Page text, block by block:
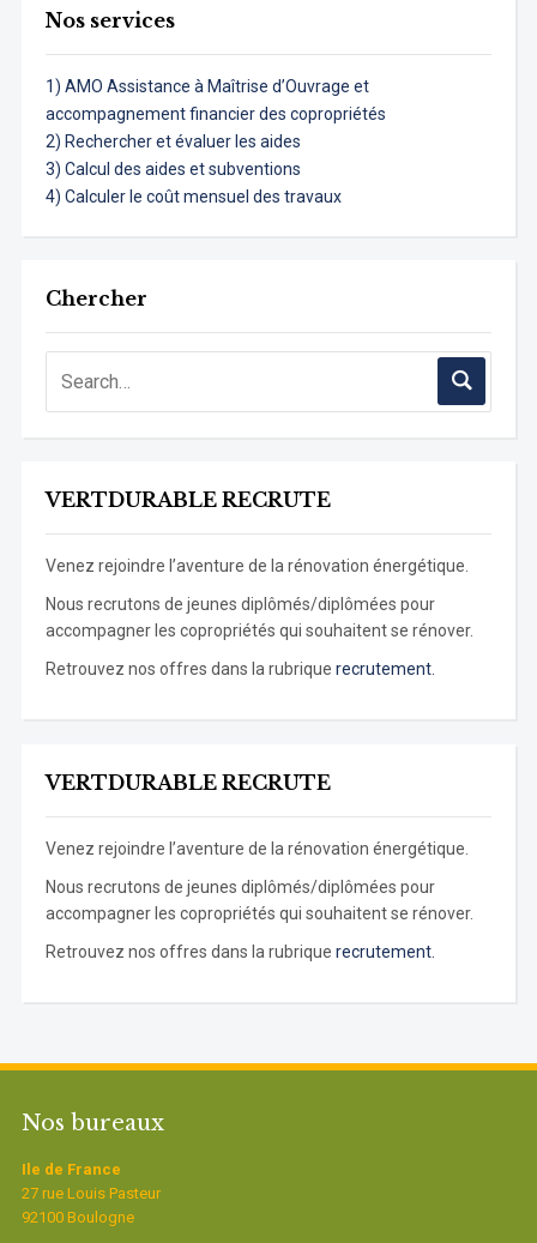
Nos services
1) AMO Assistance à Maîtrise d’Ouvrage et
accompagnement financier des copropriétés
2) Rechercher et évaluer les aides
3) Calcul des aides et subventions
4) Calculer le coût mensuel des travaux
Chercher
VERTDURABLE RECRUTE
Venez rejoindre l’aventure de la rénovation énergétique.
Nous recrutons de jeunes diplômés/diplômées pour
accompagner les copropriétés qui souhaitent se rénover.
Retrouvez nos offres dans la rubrique recrutement.
VERTDURABLE RECRUTE
Venez rejoindre l’aventure de la rénovation énergétique.
Nous recrutons de jeunes diplômés/diplômées pour
accompagner les copropriétés qui souhaitent se rénover.
Retrouvez nos offres dans la rubrique recrutement.
Nos bureaux
Ile de France
27 rue Louis Pasteur
92100 Boulogne